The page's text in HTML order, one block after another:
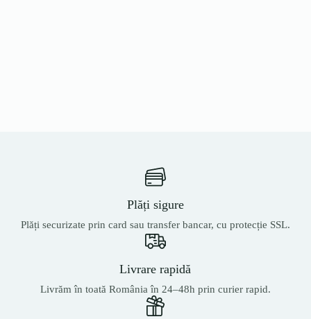
Plăți sigure
Plăți securizate prin card sau transfer bancar, cu protecție SSL.
Livrare rapidă
Livrăm în toată România în 24–48h prin curier rapid.